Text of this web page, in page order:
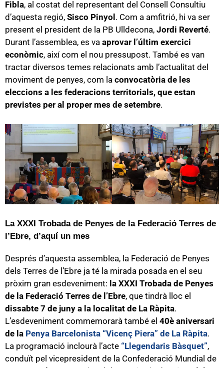
Fibla, al costat del representant del Consell Consultiu
d’aquesta regió, Sisco Pinyol . Com a amfitrió, hi va ser
present el president de la PB Ulldecona, Jordi Reverté.
Durant l’assemblea, es va aprovar l’últim exercici
econòmic, així com el nou pressupost. També es van
tractar diversos temes relacionats amb l’actualitat del
moviment de penyes, com la convocatòria de les
eleccions a les federacions territorials, que estan
previstes per al proper mes de setembre.
La XXXI Trobada de Penyes de la Federació Terres de
l’Ebre, d’aquí un mes
Després d’aquesta assemblea, la Federació de Penyes
dels Terres de l’Ebre ja té la mirada posada en el seu
pròxim gran esdeveniment: la XXXI Trobada de Penyes
de la Federació Terres de l’Ebre, que tindrà lloc el
dissabte 7 de juny a la localitat de La Ràpita.
L’esdeveniment commemorarà també el 40è aniversari
de la Penya Barcelonista “Vicenç Piera” de La Ràpita.
La programació inclourà l’acte “Llegendaris Bàsquet”,
conduït pel vicepresident de la Confederació Mundial de